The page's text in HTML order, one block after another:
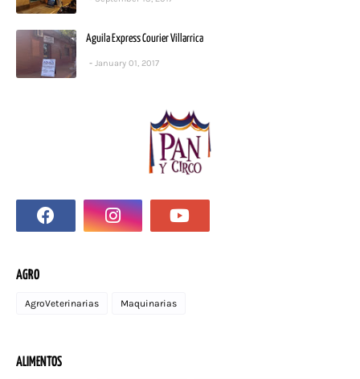
Aguila Express Courier Villarrica
January 01, 2017
AGRO
AgroVeterinarias Maquinarias
ALIMENTOS